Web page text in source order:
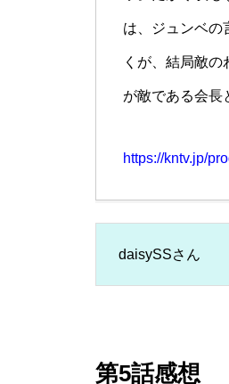
は、ジュンベの
くが、結局敵
が敵である会
https://kntv.jp/
daisySSさん
第5話感想